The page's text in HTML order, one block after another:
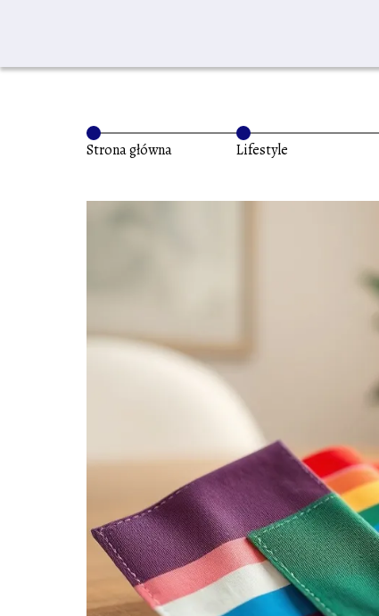
Strona główna Lifestyle